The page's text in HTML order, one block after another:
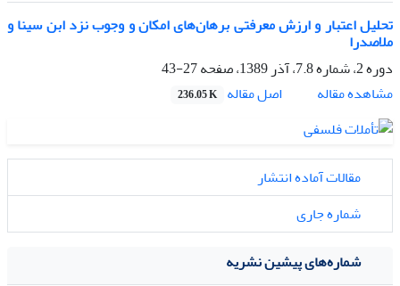
تحلیل اعتبار و ارزش معرفتی برهان‌های امکان و وجوب نزد ابن سینا و
ملاصدرا
دوره 2، شماره 7.8، آذر 1389، صفحه
27-43
مشاهده مقاله
اصل مقاله 236.05 K
مقالات آماده انتشار
شماره جاری
شماره‌های پیشین نشریه